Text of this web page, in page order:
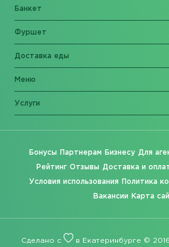
Банкет
Фуршет
Доставка еды
Меню
Услуги
Бонусы Партнерам Бизнесу Для
Рейтинг Отзывы Доставка и
Условия использования Политика
Вакансии Карта
Сделано с в Екатеринбурге ©